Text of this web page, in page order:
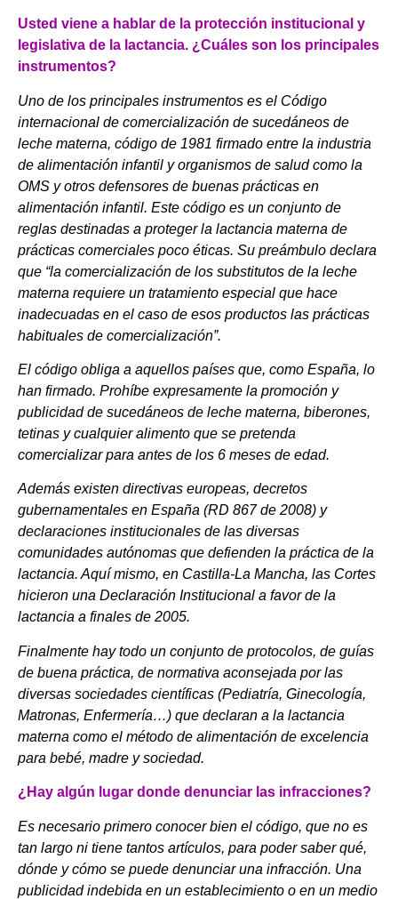
Usted viene a hablar de la protección institucional y
legislativa de la lactancia. ¿Cuáles son los principales
instrumentos?
Uno de los principales instrumentos es el Código
internacional de comercialización de sucedáneos de
leche materna, código de 1981 firmado entre la industria
de alimentación infantil y organismos de salud como la
OMS y otros defensores de buenas prácticas en
alimentación infantil. Este código es un conjunto de
reglas destinadas a proteger la lactancia materna de
prácticas comerciales poco éticas. Su preámbulo declara
que “la comercialización de los substitutos de la leche
materna requiere un tratamiento especial que hace
inadecuadas en el caso de esos productos las prácticas
habituales de comercialización”.
El código obliga a aquellos países que, como España, lo
han firmado. Prohíbe expresamente la promoción y
publicidad de sucedáneos de leche materna, biberones,
tetinas y cualquier alimento que se pretenda
comercializar para antes de los 6 meses de edad.
Además existen directivas europeas, decretos
gubernamentales en España (RD 867 de 2008) y
declaraciones institucionales de las diversas
comunidades autónomas que defienden la práctica de la
lactancia. Aquí mismo, en Castilla-La Mancha, las Cortes
hicieron una Declaración Institucional a favor de la
lactancia a finales de 2005.
Finalmente hay todo un conjunto de protocolos, de guías
de buena práctica, de normativa aconsejada por las
diversas sociedades científicas (Pediatría, Ginecología,
Matronas, Enfermería…) que declaran a la lactancia
materna como el método de alimentación de excelencia
para bebé, madre y sociedad.
¿Hay algún lugar donde denunciar las infracciones?
Es necesario primero conocer bien el código, que no es
tan largo ni tiene tantos artículos, para poder saber qué,
dónde y cómo se puede denunciar una infracción. Una
publicidad indebida en un establecimiento o en un medio